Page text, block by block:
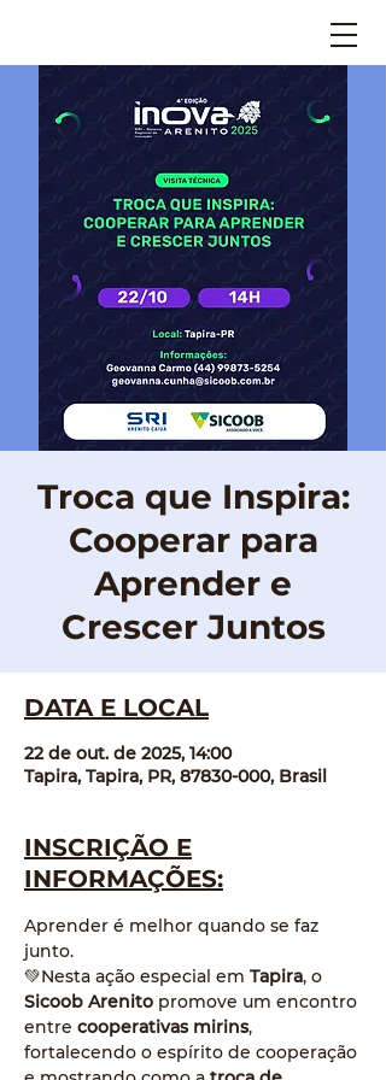
Troca que Inspira:
Cooperar para
Aprender e
Crescer Juntos
DATA E LOCAL
22 de out. de 2025, 14:00
Tapira, Tapira, PR, 87830-000, Brasil
INSCRIÇÃO E
INFORMAÇÕES:
Aprender é melhor quando se faz
junto.
💚Nesta ação especial em Tapira, o
Sicoob Arenito promove um encontro
entre cooperativas mirins,
fortalecendo o espírito de cooperação